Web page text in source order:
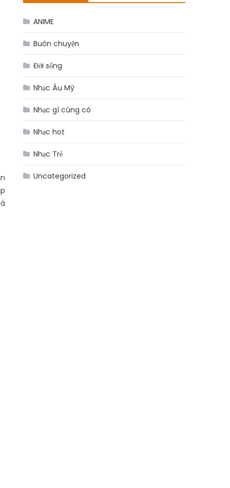
ANIME
Buôn chuyện
Đời sống
Nhạc Âu Mỹ
Nhạc gì cũng có
Nhạc hot
Nhạc Trẻ
Uncategorized